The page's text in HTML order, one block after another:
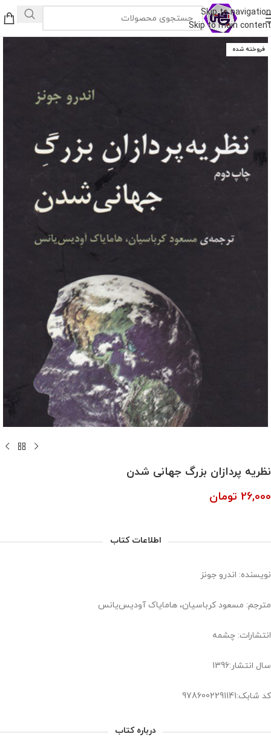
Skip to navigation
Skip to main content
فروخته شده
نظریه پردازان بزرگ جهانی شدن
26,000 تومان
اطلاعات کتاب
نویسنده: اندرو جونز
مترجم: مسعود کرباسیان، هامایاک آودیس‌یانس
انتشارات: چشمه
سال انتشار:1396
کد شابک:9786002291141
درباره کتاب